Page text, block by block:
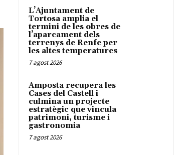
L’Ajuntament de
Tortosa amplia el
termini de les obres de
l’aparcament dels
terrenys de Renfe per
les altes temperatures
7 agost 2026
Amposta recupera les
Cases del Castell i
culmina un projecte
estratègic que vincula
patrimoni, turisme i
gastronomia
7 agost 2026